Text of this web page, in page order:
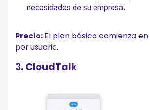
necesidades de su empresa.
Precio:El plan básico comienza
por usuario.
3. CloudTalk